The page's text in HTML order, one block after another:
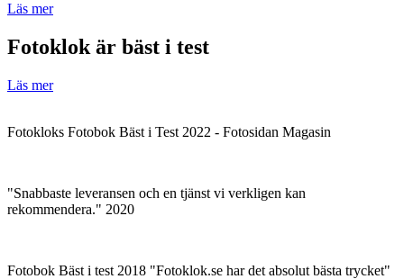
Läs mer
Fotoklok är bäst i test
Läs mer
Fotokloks Fotobok Bäst i Test 2022 - Fotosidan Magasin
"Snabbaste leveransen och en tjänst vi verkligen kan
rekommendera." 2020
Fotobok Bäst i test 2018 "Fotoklok.se har det absolut bästa trycket"